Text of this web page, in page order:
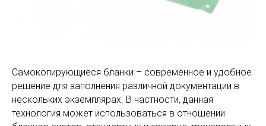
Самокопирующиеся бланки – современное и удобное
решение для заполнения различной документации в
нескольких экземплярах. В частности, данная
технология может использоваться в отношении